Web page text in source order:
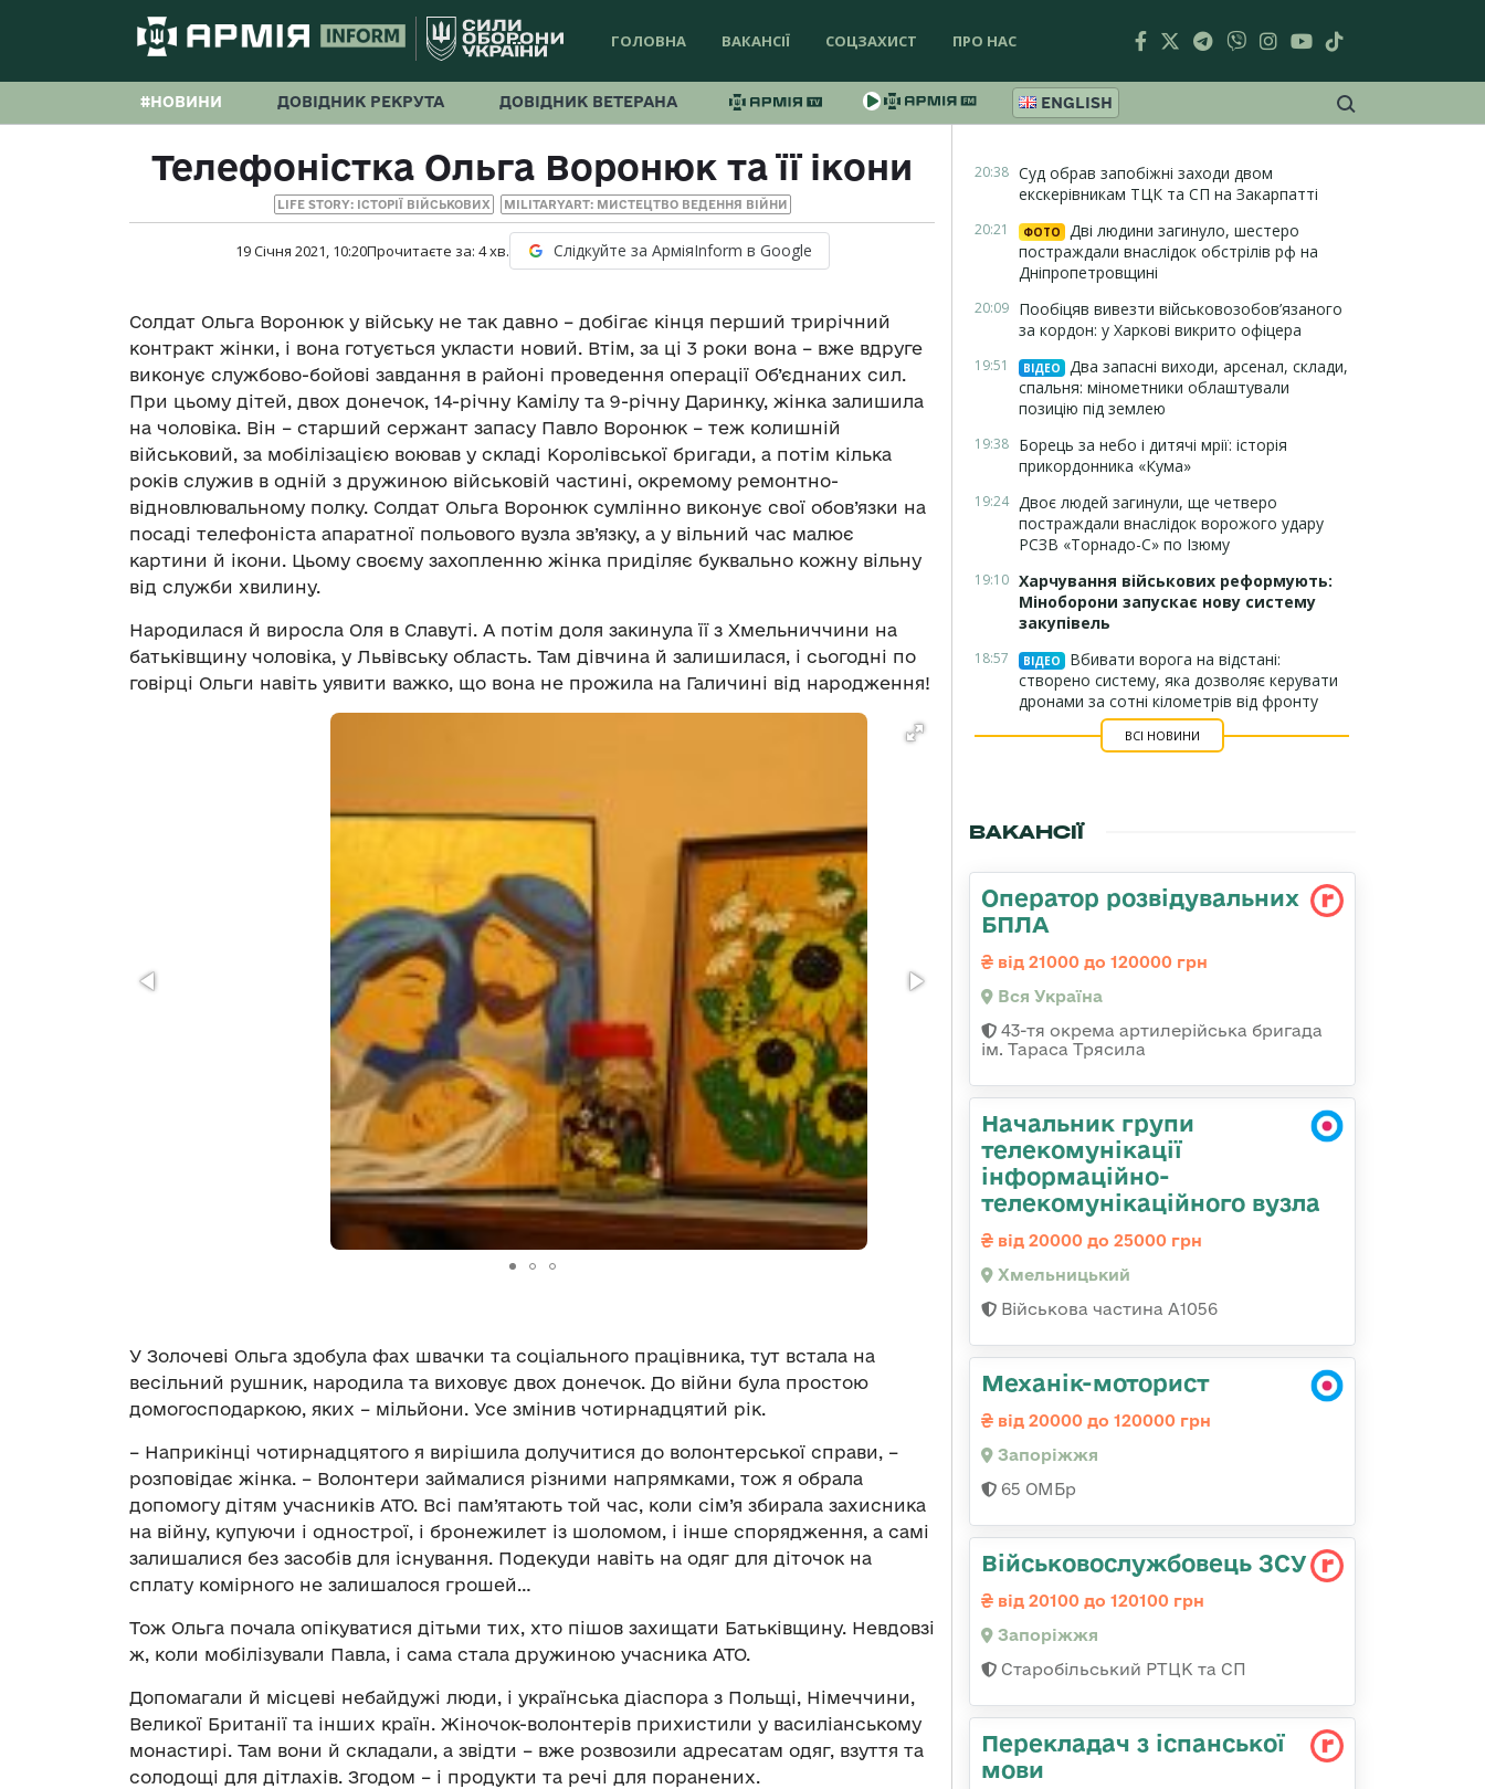
ГОЛОВНА ВАКАНСІЇ СОЦЗАХИСТ ПРО НАС
#НОВИНИ ДОВІДНИК РЕКРУТА ДОВІДНИК ВЕТЕРАНА ENGLISH
Телефоністка Ольга Воронюк та її ікони
LIFE STORY: ІСТОРІЇ ВІЙСЬКОВИХ MILITARYART: МИСТЕЦТВО ВЕДЕННЯ ВІЙНИ
19 Січня 2021, 10:20Прочитаєте за: 4хв. Слідкуйте за АрміяInform в Google
Солдат Ольга Воронюк у війську не так давно – добігає кінця перший трирічний
контракт жінки, і вона готується укласти новий. Втім, за ці 3 роки вона – вже вдруге
виконує службово-бойові завдання в районі проведення операції Об’єднаних сил.
При цьому дітей, двох донечок, 14-річну Камілу та 9-річну Даринку, жінка залишила
на чоловіка. Він ­– старший сержант запасу Павло Воронюк – теж колишній
військовий, за мобілізацією воював у складі Королівської бригади, а потім кілька
років служив в одній з дружиною військовій частині, окремому ремонтно-
відновлювальному полку. Солдат Ольга Воронюк сумлінно виконує свої обов’язки на
посаді телефоніста апаратної польового вузла зв’язку, а у вільний час малює
картини й ікони. Цьому своєму захопленню жінка приділяє буквально кожну вільну
від служби хвилину.
Народилася й виросла Оля в Славуті. А потім доля закинула її з Хмельниччини на
батьківщину чоловіка, у Львівську область. Там дівчина й залишилася, і сьогодні по
говірці Ольги навіть уявити важко, що вона не прожила на Галичині від народження!
У Золочеві Ольга здобула фах швачки та соціального працівника, тут встала на
весільний рушник, народила та виховує двох донечок. До війни була простою
домогосподаркою, яких – мільйони. Усе змінив чотирнадцятий рік.
– Наприкінці чотирнадцятого я вирішила долучитися до волонтерської справи, –
розповідає жінка. – Волонтери займалися різними напрямками, тож я обрала
допомогу дітям учасників АТО. Всі пам’ятають той час, коли сім’я збирала захисника
на війну, купуючи і однострої, і бронежилет із шоломом, і інше спорядження, а самі
залишалися без засобів для існування. Подекуди навіть на одяг для діточок на
сплату комірного не залишалося грошей…
Тож Ольга почала опікуватися дітьми тих, хто пішов захищати Батьківщину. Невдовзі
ж, коли мобілізували Павла, і сама стала дружиною учасника АТО.
Допомагали й місцеві небайдужі люди, і українська діаспора з Польщі, Німеччини,
Великої Британії та інших країн. Жіночок-волонтерів прихистили у василіанському
монастирі. Там вони й складали, а звідти – вже розвозили адресатам одяг, взуття та
солодощі для дітлахів. Згодом – і продукти та речі для поранених.
20:38 Суд обрав запобіжні заходи двом
екскерівникам ТЦК та СП на Закарпатті
20:21 ФОТО
Дві людини загинуло, шестеро
постраждали внаслідок обстрілів рф на
Дніпропетровщині
20:09 Пообіцяв вивезти військовозобов’язаного
за кордон: у Харкові викрито офіцера
19:51 ВІДЕО
Два запасні виходи, арсенал, склади,
спальня: мінометники облаштували
позицію під землею
19:38 Борець за небо і дитячі мрії: історія
прикордонника «Кума»
19:24 Двоє людей загинули, ще четверо
постраждали внаслідок ворожого удару
РСЗВ «Торнадо-С» по Ізюму
19:10 Харчування військових реформують:
Міноборони запускає нову систему
закупівель
18:57 ВІДЕО
Вбивати ворога на відстані:
створено систему, яка дозволяє керувати
дронами за сотні кілометрів від фронту
ВСІ НОВИНИ
ВАКАНСІЇ
Оператор розвідувальних
БПЛА
від 21000 до 120000 грн
Вся Україна
43-тя окрема артилерійська бригада
ім. Тараса Трясила
Начальник групи
телекомунікації
інформаційно-
телекомунікаційного вузла
від 20000 до 25000 грн
Хмельницький
Військова частина А1056
Механік-моторист
від 20000 до 120000 грн
Запоріжжя
65 ОМБр
Військовослужбовець ЗСУ
від 20100 до 120100 грн
Запоріжжя
Старобільський РТЦК та СП
Перекладач з іспанської
мови